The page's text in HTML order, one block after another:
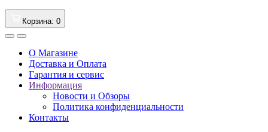
Корзина: 0
О Магазине
Доставка и Оплата
Гарантия и сервис
Информация
Новости и Обзоры
Политика конфиденциальности
Контакты